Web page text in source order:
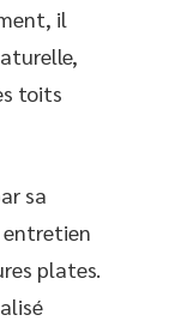
il
toits
sa
plates.